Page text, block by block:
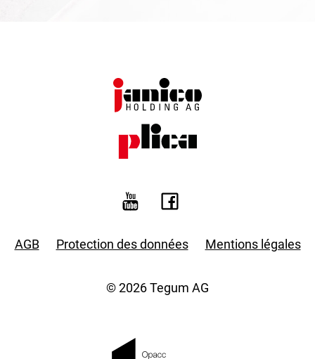
AGB Protection des données Mentions légales
© 2026 Tegum AG